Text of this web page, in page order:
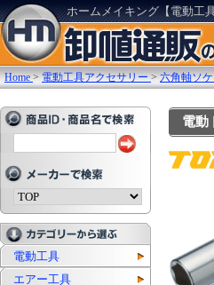
ホームメイキング【電動工
Home >電動工具アクセサリー >六角軸ソ
電動工具
エアー工具
電動